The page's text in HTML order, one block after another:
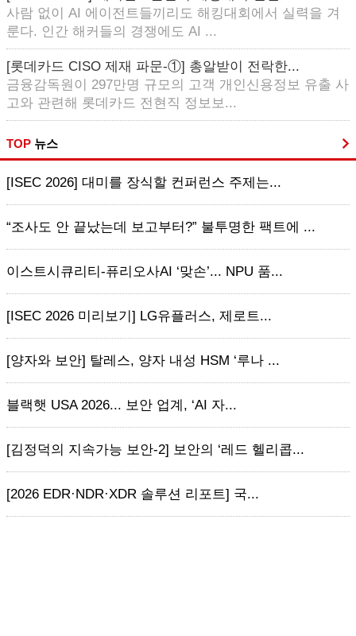
사람 없이 AI 에이전트들끼리도 해킹대회에서 실력을 겨
룬다. 인간 해커들의 경쟁에도 AI ...
[롯데카드 CISO 제재 파문-①] 총알받이 전락한...
금융감독원이 297만명 규모의 고객 개인신용정보 유출 사
고와 관련해 롯데카드 전현직 정보보...
TOP 뉴스
[ISEC 2026] 대미를 장식할 컨퍼런스 주제는...
“조사도 안 끝났는데 보고부터?” 불투명한 팩트에 ...
이스트시큐리티-퓨리오사AI ‘맞손’... NPU 품...
[ISEC 2026 미리보기] LG유플러스, 제로트...
[양자와 보안] 탈레스, 양자 내성 HSM ‘루나 ...
블랙햇 USA 2026... 보안 업계, ‘AI 자...
[김정덕의 지속가능 보안-2] 보안의 ‘레드 헬리콥...
[2026 EDR·NDR·XDR 솔루션 리포트] 국...